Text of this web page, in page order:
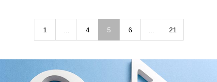
1 4 5 6 21